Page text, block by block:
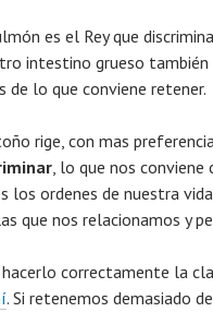
es el Rey que
intestino grueso también
de lo que conviene retener.
rige, con mas
, lo que nos conviene
los ordenes de nuestra
que nos relacionamos y
hacerlo correctamente la
. Si retenemos demasiado